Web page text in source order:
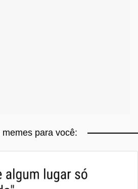
memes para você: